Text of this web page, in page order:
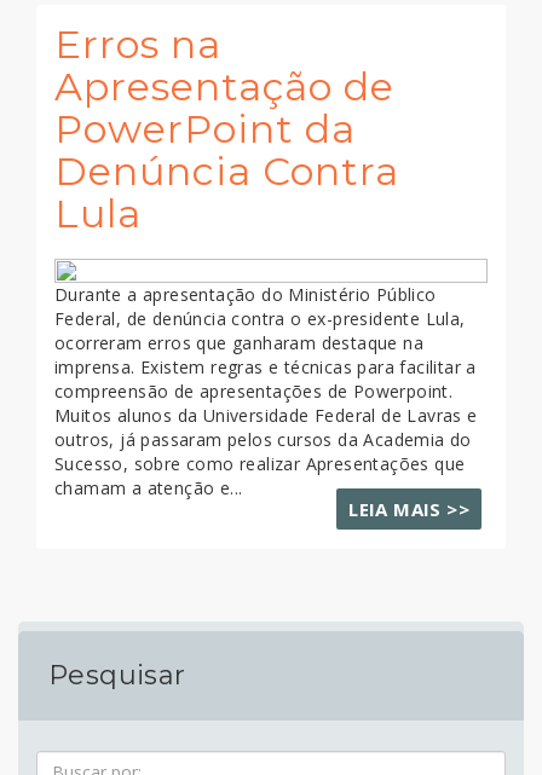
Erros na
Apresentação de
PowerPoint da
Denúncia Contra
Lula
Durante a apresentação do Ministério Público
Federal, de denúncia contra o ex-presidente Lula,
ocorreram erros que ganharam destaque na
imprensa. Existem regras e técnicas para facilitar a
compreensão de apresentações de Powerpoint.
Muitos alunos da Universidade Federal de Lavras e
outros, já passaram pelos cursos da Academia do
Sucesso, sobre como realizar Apresentações que
chamam a atenção e...
LEIA MAIS >>
Pesquisar
Pesquisa